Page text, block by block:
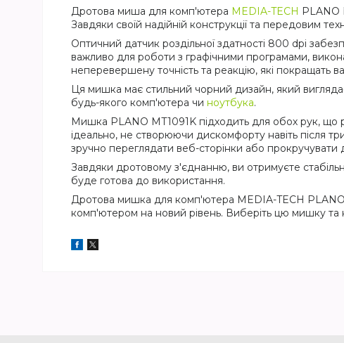
Дротова миша для комп'ютера MEDIA-TECH PLANO
Завдяки своїй надійній конструкції та передовим
Оптичний датчик роздільної здатності 800 dpi
важливо для роботи з графічними програмами,
неперевершену точність та реакцію, які покращать
Ця мишка має стильний чорний дизайн, який
будь-якого комп'ютера чи ноутбука.
Мишка PLANO MT1091K підходить для обох рук, що
ідеально, не створюючи дискомфорту навіть після
зручно переглядати веб-сторінки або прокручувати
Завдяки дротовому з'єднанню, ви отримуєте
буде готова до використання.
Дротова мишка для комп'ютера MEDIA-TECH PLANO
комп'ютером на новий рівень. Виберіть цю мишку та